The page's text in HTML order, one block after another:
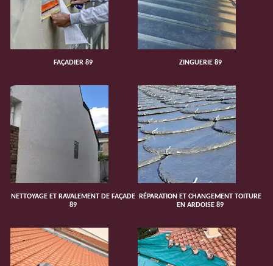
FAÇADIER 89 ZINGUERIE 89
NETTOYAGE ET RAVALEMENT DE FAÇADE
89
RÉPARATION ET CHANGEMENT TOITURE
EN ARDOISE 89